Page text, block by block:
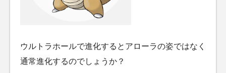
ウルトラホールで進化するとアローラの姿ではなく
通常進化するのでしょうか？